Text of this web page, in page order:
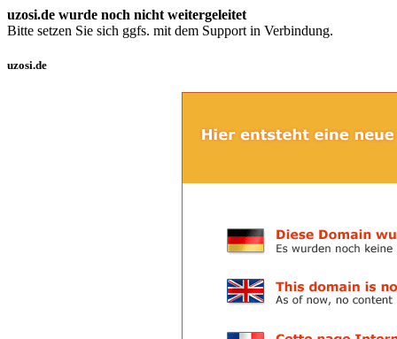
uzosi.de wurde noch nicht weitergeleitet
Bitte setzen Sie sich ggfs. mit dem Support in Verbindung.
uzosi.de